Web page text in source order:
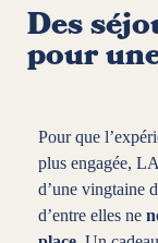
Des
pour
Pour que
plus engagée,
d’une vingtaine
d’entre elles ne